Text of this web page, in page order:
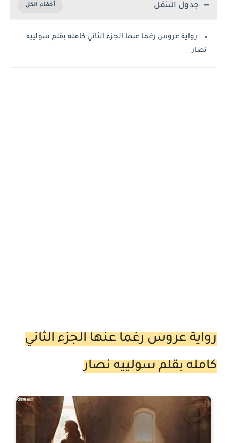
جدول التنقل
رواية عروس رغما عنها الجزء الثاني كامله بقلم سولييه
نصار
رواية عروس رغما عنها الجزء الثاني
كامله بقلم سولييه نصار